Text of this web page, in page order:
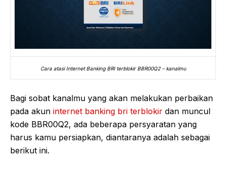
Cara atasi Internet Banking BRI terblokir BBR00Q2 – kanalmu
Bagi sobat kanalmu yang akan melakukan perbaikan
pada akun internet banking bri terblokir dan muncul
kode BBR00Q2, ada beberapa persyaratan yang
harus kamu persiapkan, diantaranya adalah sebagai
berikut ini.